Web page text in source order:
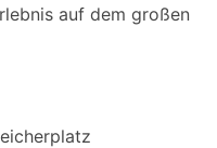
auf dem großen